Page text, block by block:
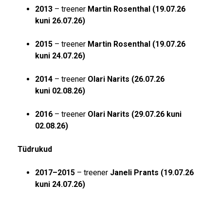
2013 – treener Martin Rosenthal (19.07.26
kuni 26.07.26)
2015 – treener Martin Rosenthal (19.07.26
kuni 24.07.26)
2014 – treener Olari Narits (26.07.26
kuni 02.08.26)
2016 – treener Olari Narits (29.07.26 kuni
02.08.26)
Tüdrukud
2017–2015 – treener Janeli Prants (19.07.26
kuni 24.07.26)